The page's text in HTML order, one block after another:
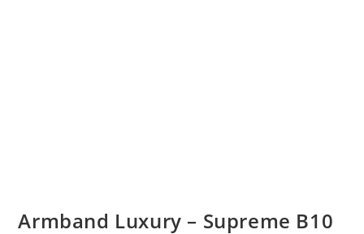
Armband Luxury – Supreme B10